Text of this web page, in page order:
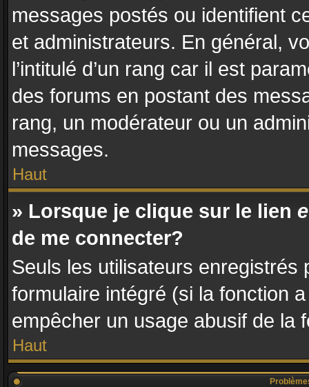
messages postés ou identifient
et administrateurs. En général,
l’intitulé d’un rang car il est
des forums en postant des
rang, un modérateur ou un
messages.
Haut
» Lorsque je clique sur le lien
de me connecter?
Seuls les utilisateurs enregistrés
formulaire intégré (si la fonction
empêcher un usage abusif de la
Haut